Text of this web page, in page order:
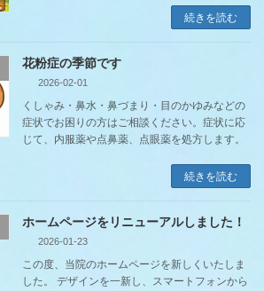
続きを読む
花粉症の季節です
2026-02-01
くしゃみ・鼻水・鼻づまり・目のかゆみなどの
症状でお困りの方はご相談ください。症状に応
じて、内服薬や点鼻薬、点眼薬を処方します。
続きを読む
ホームページをリニューアルしました！
2026-01-23
この度、当院のホームページを新しくいたしま
した。 デザインを一新し、スマートフォンから